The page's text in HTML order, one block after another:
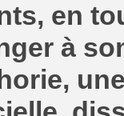
en
à